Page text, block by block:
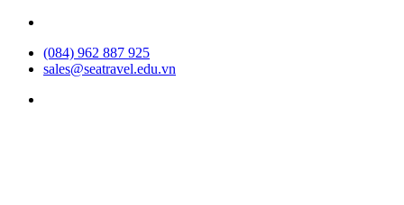
(084) 962 887 925
sales@seatravel.edu.vn